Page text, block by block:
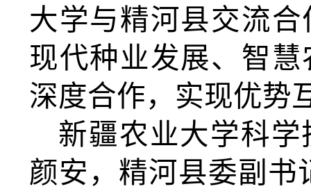
大学与精河县交流
现代种业发展、智
深度合作，实现优势
新疆农业大学科
颜安，精河县委副